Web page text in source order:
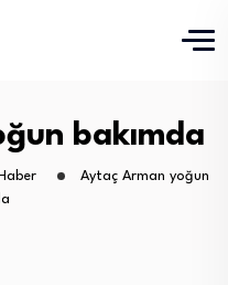
bakımda
Haber
Aytaç Arman yoğun